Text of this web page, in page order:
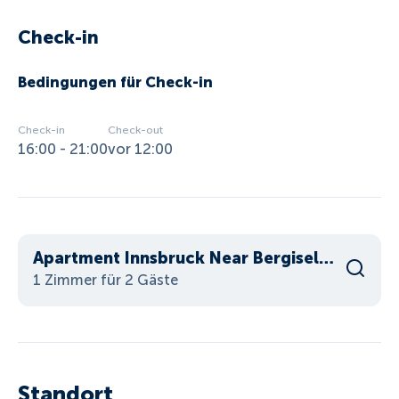
Check-in
Bedingungen für Check-in
Check-in
16:00 - 21:00
Check-out
vor 12:00
Apartment Innsbruck Near Bergisel Ski Jump
1 Zimmer für 2 Gäste